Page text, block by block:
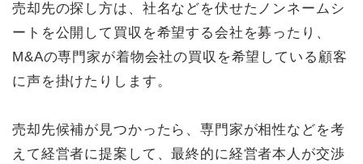
売却先の探し方は、社名などを伏せたノンネームシ
ートを公開して買収を希望する会社を募ったり、
M&Aの専門家が着物会社の買収を希望している顧客
に声を掛けたりします。
売却先候補が見つかったら、専門家が相性などを考
えて経営者に提案して、最終的に経営者本人が交渉